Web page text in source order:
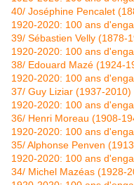
40/ Joséphine Pencalet
1920-2020: 100 ans
39/ Sébastien Velly (1878-
1920-2020: 100 ans
38/ Edouard Mazé (1924-
1920-2020: 100 ans
37/ Guy Liziar (1937-2010)
1920-2020: 100 ans
36/ Henri Moreau (1908-
1920-2020: 100 ans
35/ Alphonse Penven
1920-2020: 100 ans
34/ Michel Mazéas (1928-